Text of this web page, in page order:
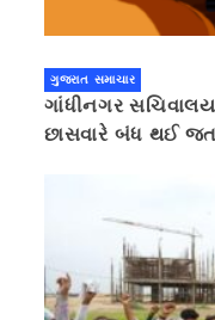
ગુજરાત સમાચાર
ગાંધીનગર
છાસવારે બંધ થઈ